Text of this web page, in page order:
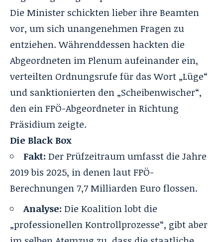
Die Minister schickten lieber ihre Beamten
vor, um sich unangenehmen Fragen zu
entziehen. Währenddessen hackten die
Abgeordneten im Plenum aufeinander ein,
verteilten Ordnungsrufe für das Wort „Lüge“
und sanktionierten den „Scheibenwischer“,
den ein FPÖ-Abgeordneter in Richtung
Präsidium zeigte.
Die Black Box
Fakt: Der Prüfzeitraum umfasst die Jahre
2019 bis 2025, in denen laut FPÖ-
Berechnungen 7,7 Milliarden Euro flossen.
Analyse: Die Koalition lobt die
„professionellen Kontrollprozesse“, gibt aber